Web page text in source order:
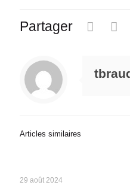
Partager
Articles similaires
29 août 2024